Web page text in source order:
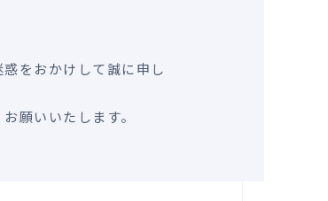
をおかけして誠に申し
願いいたします。